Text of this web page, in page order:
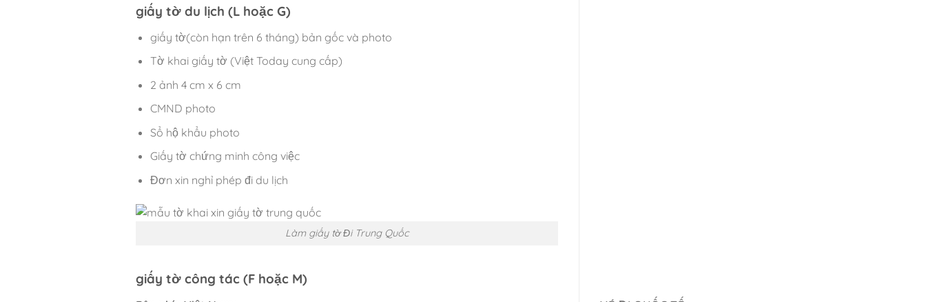
giấy tờ du lịch (L hoặc G)
giấy tờ(còn hạn trên 6 tháng) bản gốc và photo
Tờ khai giấy tờ (Việt Today cung cấp)
2 ảnh 4 cm x 6 cm
CMND photo
Sổ hộ khẩu photo
Giấy tờ chứng minh công việc
Đơn xin nghỉ phép đi du lịch
Làm giấy tờ Đi Trung Quốc
giấy tờ công tác (F hoặc M)